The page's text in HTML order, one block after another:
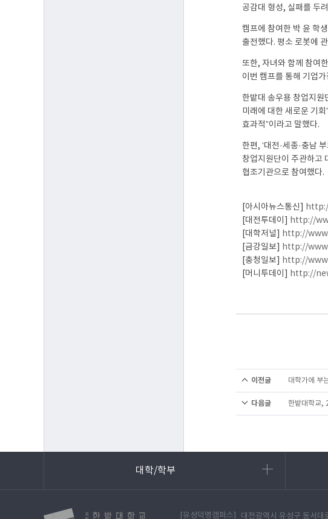
공감대 형성, 실패를 두
캠프에 참여한 박 윤 학
출전했다. 평소 로봇에
또한, 자녀와 함께 참여
이번 캠프를 통해 기업
한밭대 송우용 창업지원
미래에 대한 새로운 기
효과적”이라고 말했다.
한편, ‘대전·세종·충남
창업지원단이 주관하고
협조기관으로 참여했다.
[아시아뉴스통신]
[대전투데이]
http://
[대학저널]
http://
[금강일보]
http://
[충청일보]
http://
[머니투데이]
http://
이전글 대학가에 부
다음글 한밭대학교,
대학/학부
[유성덕명캠퍼스] 대전광역시 유성구 동서